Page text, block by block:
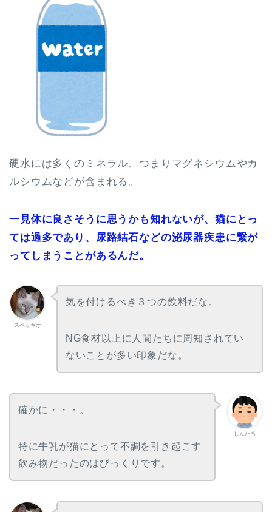
硬水には多くのミネラル、つまりマグネシウムやカ
ルシウムなどが含まれる。
一見体に良さそうに思うかも知れないが、猫にとっ
ては過多であり、尿路結石などの泌尿器疾患に繋が
ってしまうことがあるんだ。
スペッキオ
気を付けるべき３つの飲料だな。
NG食材以上に人間たちに周知されてい
ないことが多い印象だな。
しんたろ
確かに・・・。
特に牛乳が猫にとって不調を引き起こす
飲み物だったのはびっくりです。